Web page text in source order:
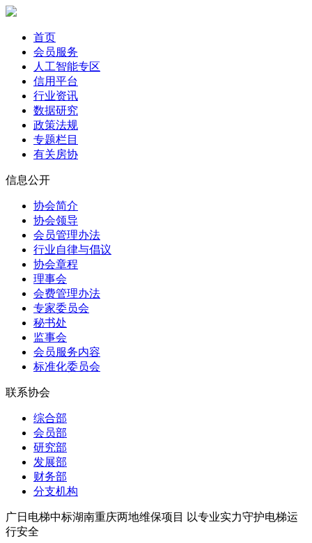
首页
会员服务
人工智能专区
信用平台
行业资讯
数据研究
政策法规
专题栏目
有关房协
信息公开
协会简介
协会领导
会员管理办法
行业自律与倡议
协会章程
理事会
会费管理办法
专家委员会
秘书处
监事会
会员服务内容
标准化委员会
联系协会
综合部
会员部
研究部
发展部
财务部
分支机构
广日电梯中标湖南重庆两地维保项目 以专业实力守护电梯运
行安全